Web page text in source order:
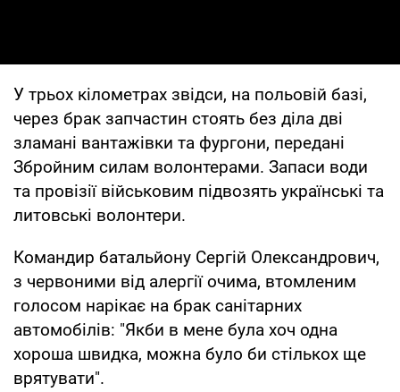
У трьох кілометрах звідси, на польовій базі,
через брак запчастин стоять без діла дві
зламані вантажівки та фургони, передані
Збройним силам волонтерами. Запаси води
та провізії військовим підвозять українські та
литовські волонтери.
Командир батальйону Сергій Олександрович,
з червоними від алергії очима, втомленим
голосом нарікає на брак санітарних
автомобілів: "Якби в мене була хоч одна
хороша швидка, можна було би стількох ще
врятувати".